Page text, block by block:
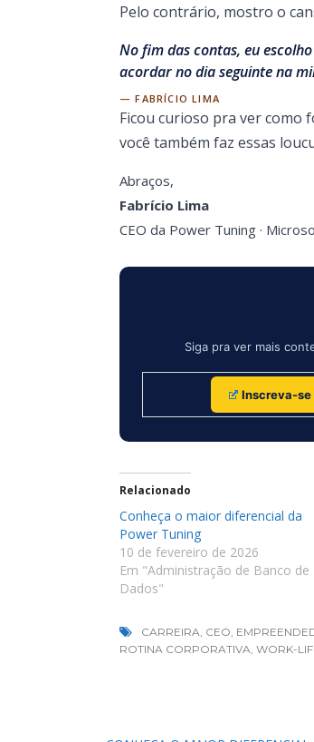
Pelo contrário, mostro o
No fim das contas, eu
acordar no dia seguinte na
— FABRÍCIO LIMA
Ficou curioso pra ver como
você também faz essas
Abraços,
Fabrício Lima
CEO da Power Tuning ·
Siga pra ver mais
Inscreva-se
Relacionado
Conheça o maior diferencial da
Power Tuning
10 de fevereiro de 2026
Em "Administração de Banco de
Dados"
CARREIRA CEO
ROTINA CORPORATIVA WORK-